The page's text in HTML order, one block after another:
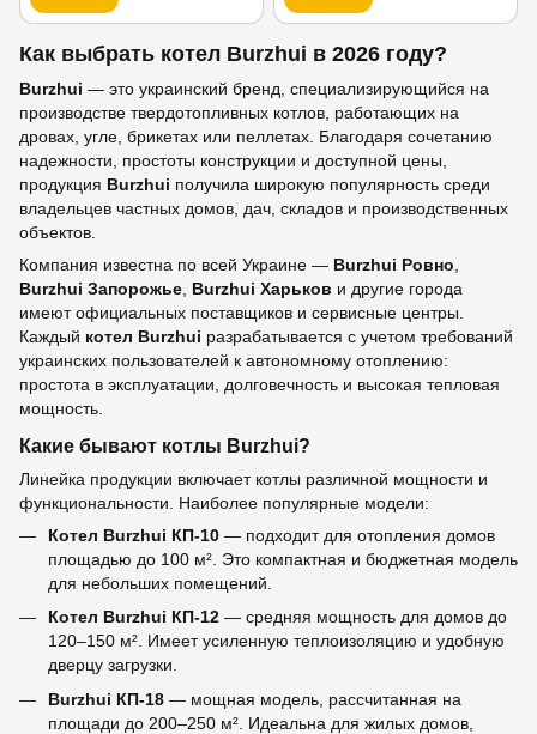
Как выбрать котел Burzhui в 2026 году?
Burzhui — это украинский бренд, специализирующийся на
производстве твердотопливных котлов, работающих на
дровах, угле, брикетах или пеллетах. Благодаря сочетанию
надежности, простоты конструкции и доступной цены,
продукция Burzhui получила широкую популярность среди
владельцев частных домов, дач, складов и производственных
объектов.
Компания известна по всей Украине — Burzhui Ровно
Burzhui Запорожье Burzhui Харьков и другие города
имеют официальных поставщиков и сервисные центры.
Каждый котел Burzhui разрабатывается с учетом требований
украинских пользователей к автономному отоплению:
простота в эксплуатации, долговечность и высокая тепловая
мощность.
Какие бывают котлы Burzhui?
Линейка продукции включает котлы различной мощности и
функциональности. Наиболее популярные модели:
Котел Burzhui КП-10 — подходит для отопления домов
площадью до 100 м². Это компактная и бюджетная модель
для небольших помещений.
Котел Burzhui КП-12 — средняя мощность для домов до
120–150 м². Имеет усиленную теплоизоляцию и удобную
дверцу загрузки.
Burzhui КП-18 — мощная модель, рассчитанная на
площади до 200–250 м². Идеальна для жилых домов,